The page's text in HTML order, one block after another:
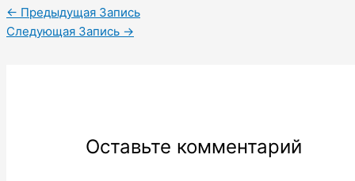
← Предыдущая Запись
Следующая Запись →
Оставьте комментарий